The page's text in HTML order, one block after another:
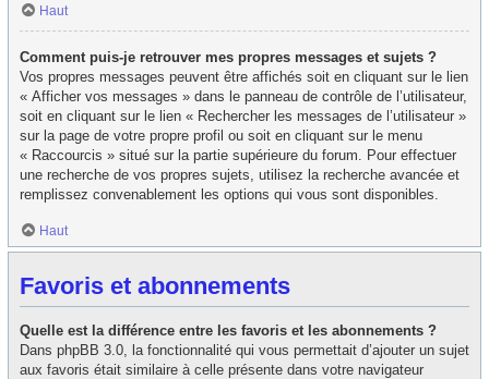
Haut
Comment puis-je retrouver mes propres messages et sujets ?
Vos propres messages peuvent être affichés soit en cliquant sur le lien
« Afficher vos messages » dans le panneau de contrôle de l’utilisateur,
soit en cliquant sur le lien « Rechercher les messages de l’utilisateur »
sur la page de votre propre profil ou soit en cliquant sur le menu
« Raccourcis » situé sur la partie supérieure du forum. Pour effectuer
une recherche de vos propres sujets, utilisez la recherche avancée et
remplissez convenablement les options qui vous sont disponibles.
Haut
Favoris et abonnements
Quelle est la différence entre les favoris et les abonnements ?
Dans phpBB 3.0, la fonctionnalité qui vous permettait d’ajouter un sujet
aux favoris était similaire à celle présente dans votre navigateur